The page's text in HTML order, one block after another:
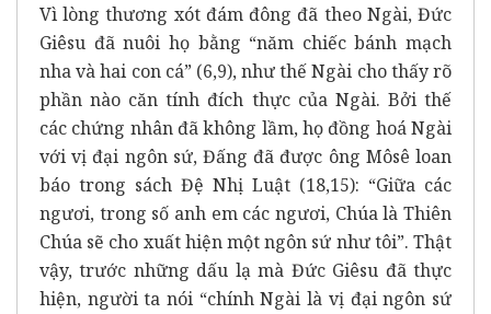
Vì lòng thương xót đám đông đã theo Ngài, Đức
Giêsu đã nuôi họ bằng “năm chiếc bánh mạch
nha và hai con cá” (6,9), như thế Ngài cho thấy rõ
phần nào căn tính đích thực của Ngài. Bởi thế
các chứng nhân đã không lầm, họ đồng hoá Ngài
với vị đại ngôn sứ, Đấng đã được ông Môsê loan
báo trong sách Đệ Nhị Luật (18,15): “Giữa các
ngươi, trong số anh em các ngươi, Chúa là Thiên
Chúa sẽ cho xuất hiện một ngôn sứ như tôi”. Thật
vậy, trước những dấu lạ mà Đức Giêsu đã thực
hiện, người ta nói “chính Ngài là vị đại ngôn sứ